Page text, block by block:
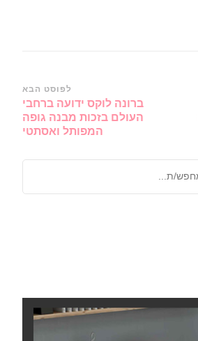
לפוסט הבא
ברונה לוקס ידועה ברחבי
העולם בזכות מבנה גופה
המפותל ואסתטי